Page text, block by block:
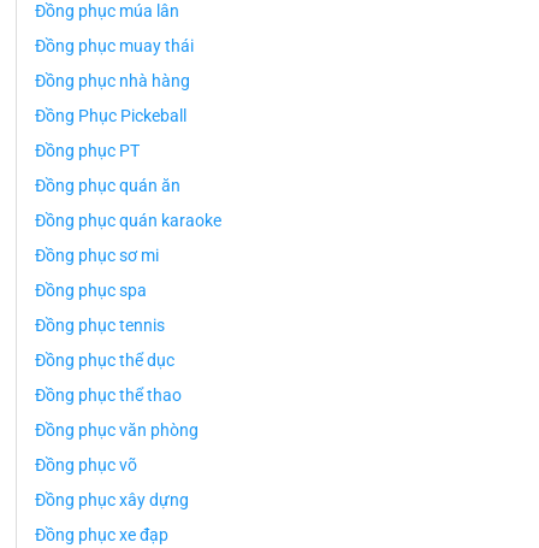
Đồng phục múa lân
Đồng phục muay thái
Đồng phục nhà hàng
Đồng Phục Pickeball
Đồng phục PT
Đồng phục quán ăn
Đồng phục quán karaoke
Đồng phục sơ mi
Đồng phục spa
Đồng phục tennis
Đồng phục thể dục
Đồng phục thể thao
Đồng phục văn phòng
Đồng phục võ
Đồng phục xây dựng
Đồng phục xe đạp